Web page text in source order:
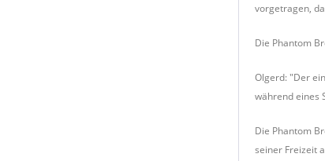
vorgetragen,
Die Phantom
Olgerd: "Der
während eines
Die Phantom
seiner Freizeit